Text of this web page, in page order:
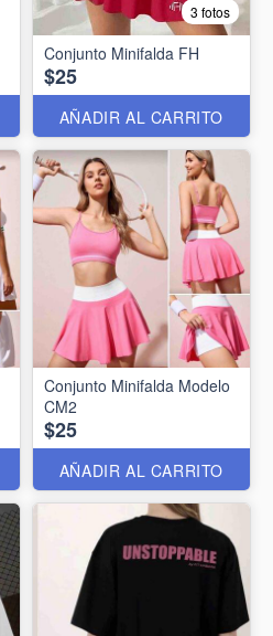
3 fotos
Conjunto Minifalda FH
$25
AÑADIR AL CARRITO
Conjunto Minifalda Modelo
CM2
$25
AÑADIR AL CARRITO